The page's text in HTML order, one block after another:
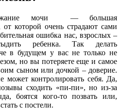
мочи — большая
от которой очень страдают сами
ошибка нас, взрослых –
ребенка. Так делать
в будущем у вас не только не
но вы потеряете еще и самое
сыном или дочкой – доверие.
может контролировать себя. Да,
сходить «пи-пи», но из-за
боятся кого-то позвать или,
с постели.